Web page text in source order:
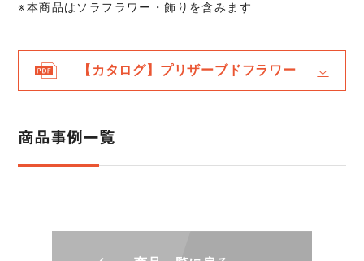
※本商品はソラフラワー・飾りを含みます
【カタログ】プリザーブドフラワー
商品事例一覧